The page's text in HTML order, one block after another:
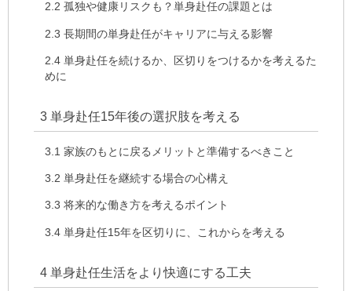
2.2 孤独や健康リスクも？単身赴任の課題とは
2.3 長期間の単身赴任がキャリアに与える影響
2.4 単身赴任を続けるか、区切りをつけるかを考えるた
めに
3 単身赴任15年後の選択肢を考える
3.1 家族のもとに戻るメリットと準備するべきこと
3.2 単身赴任を継続する場合の心構え
3.3 将来的な働き方を考えるポイント
3.4 単身赴任15年を区切りに、これからを考える
4 単身赴任生活をより快適にする工夫